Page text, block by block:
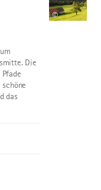
©
Die
das